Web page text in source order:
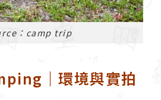
：camp trip
｜環境與實拍